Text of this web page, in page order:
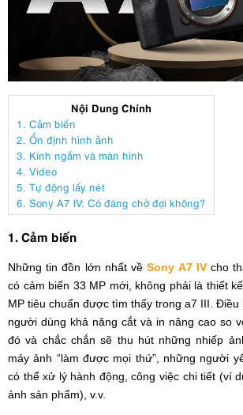
Nội Dung Chính
1. Cảm biến
2. Ổn định hình ảnh
3. Kính ngắm và màn hình
4. Video
5. Tự động lấy nét
6. Sony A7 lV: Có đáng chờ đợi không?
1. Cảm biến
Những tin đồn lớn nhất vềSony A7 IVcho
có cảm biến 33 MP mới, không phải là thiết
MP tiêu chuẩn được tìm thấy trong a7 III. Điều
người dùng khả năng cắt và in nâng cao so
đó và chắc chắn sẽ thu hút những nhiếp
máy ảnh “làm được mọi thứ”, những người
có thể xử lý hành động, công việc chi tiết (ví
ảnh sản phẩm), v.v.